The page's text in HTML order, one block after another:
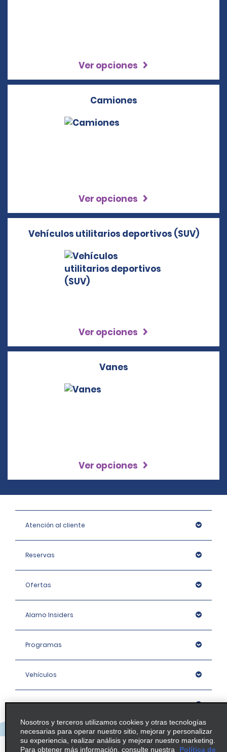
Ver opciones
Camiones
Ver opciones
Vehículos utilitarios deportivos (SUV)
Ver opciones
Vanes
Ver opciones
Atención al cliente
Reservas
Ofertas
Alamo Insiders
Programas
Vehículos
Oficinas
Empresa
Nosotros y terceros utilizamos cookies y otras tecnologías
necesarias para operar nuestro sitio, mejorar y personalizar
su experiencia, realizar análisis y mejorar nuestro marketing.
Para obtener más información, consulte nuestra
Política de